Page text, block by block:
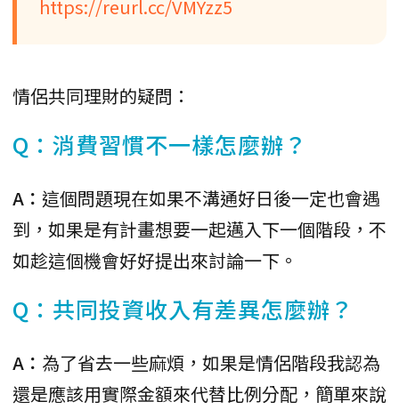
https://reurl.cc/VMYzz5
情侶共同理財的疑問：
Q：消費習慣不一樣怎麼辦？
A： 這個問題現在如果不溝通好日後一定也會遇
到，如果是有計畫想要一起邁入下一個階段，不
如趁這個機會好好提出來討論一下。
Q：共同投資收入有差異怎麼辦？
A： 為了省去一些麻煩，如果是情侶階段我認為
還是應該用實際金額來代替比例分配，簡單來說